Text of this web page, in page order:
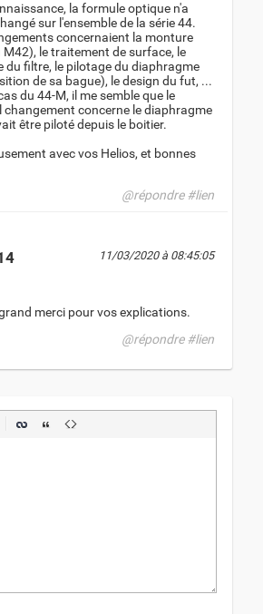
la formule optique n'a
sur l'ensemble de la série 44.
concernaient la monture
M42), le traitement de surface, le
du filtre, le pilotage du diaphragme
de sa bague), le design du fut, ...
du 44-M, il me semble que le
changement concerne le diaphragme
être piloté depuis le boitier.
avec vos Helios, et bonnes
@répondre #lien
11/03/2020 à 08:45:05
merci pour vos explications.
@répondre #lien